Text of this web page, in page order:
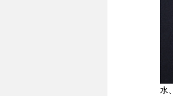
水